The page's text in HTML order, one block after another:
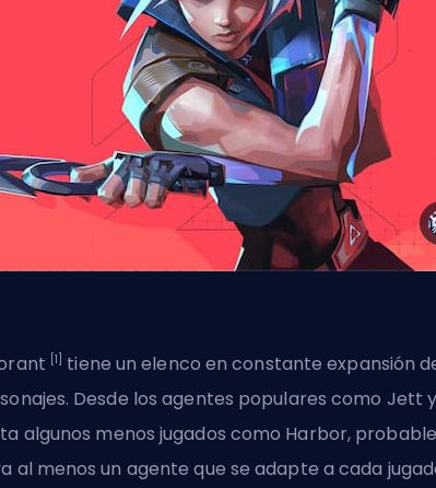
[1]
tiene un elenco en constante expansión
Desde los agentes populares como Jett
algunos menos jugados como Harbor,
al menos un agente que se adapte a cada